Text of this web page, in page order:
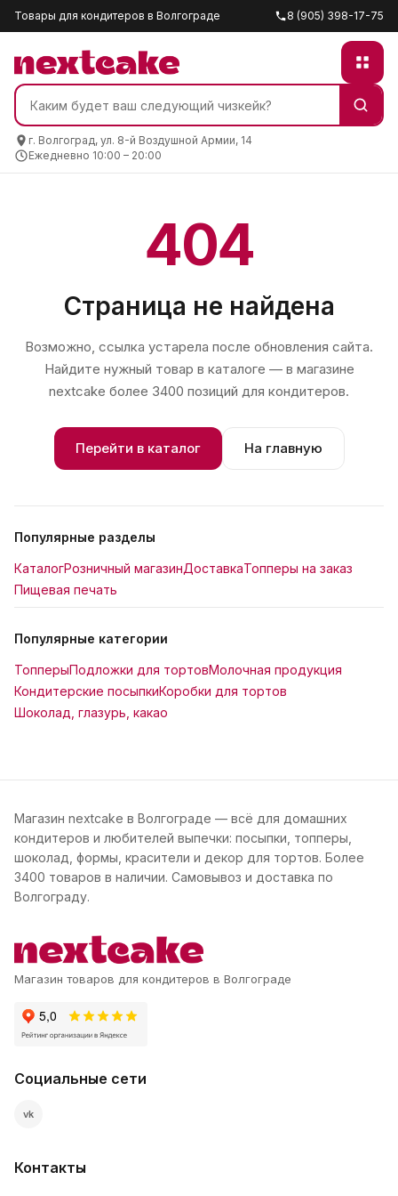
Товары для кондитеров в Волгограде 8 (905) 398-17-75
г. Волгоград, ул. 8-й Воздушной Армии, 14
Ежедневно 10:00 – 20:00
404
Страница не найдена
Возможно, ссылка устарела после обновления сайта.
Найдите нужный товар в каталоге — в магазине
nextcake более 3400 позиций для кондитеров.
Перейти в каталог На главную
Популярные разделы
КаталогРозничный магазинДоставкаТопперы на заказ
Пищевая печать
Популярные категории
ТопперыПодложки для тортовМолочная продукция
Кондитерские посыпкиКоробки для тортов
Шоколад, глазурь, какао
Магазин nextcake в Волгограде — всё для домашних
кондитеров и любителей выпечки: посыпки, топперы,
шоколад, формы, красители и декор для тортов. Более
3400 товаров в наличии. Самовывоз и доставка по
Волгограду.
Магазин товаров для кондитеров в Волгограде
Социальные сети
vk
Контакты